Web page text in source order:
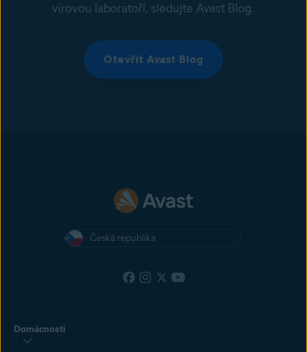
virovou laboratoří, sledujte Avast Blog.
Otevřít Avast Blog
Česká republika
Domácnosti